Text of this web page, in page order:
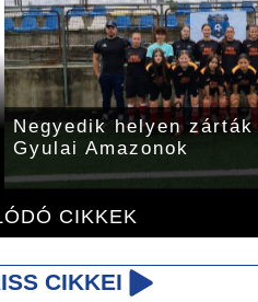
CIKKEK
Negyedik helyen
Gyulai Amazonok
CIKKEI